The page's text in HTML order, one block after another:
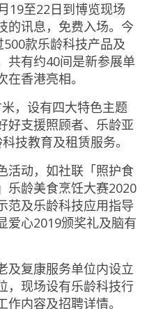
19至22日到博览现场
的讯息，免费入场。今
款乐龄科技产品及
共有约40间是新参展单
香港亮相。
，设有四大特色主题
好支援照顾者、乐龄亚
技教育及租赁服务。
活动，如社联「照护食
乐龄美食烹饪大赛2020
范及乐龄科技应用指导
爱心2019颁奖礼及脑有
及复康服务单位内设立
，现场设有乐龄科技行
内容及招聘详情。